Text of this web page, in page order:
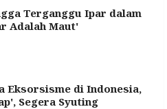
Terganggu Ipar dalam
Adalah Maut'
Eksorsisme di Indonesia,
Segera Syuting